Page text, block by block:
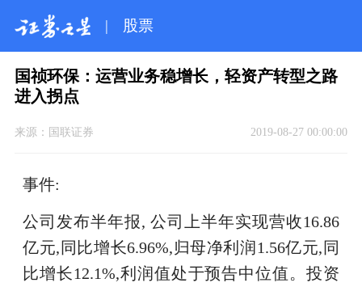
| 股票
国祯环保：运营业务稳增长，轻资产转型之路
进入拐点
来源： 国联证券 2019-08-27 00:00:00
事件:
公司发布半年报, 公司上半年实现营收16.86
亿元,同比增长6.96%,归母净利润1.56亿元,同
比增长12.1%,利润值处于预告中位值。投资